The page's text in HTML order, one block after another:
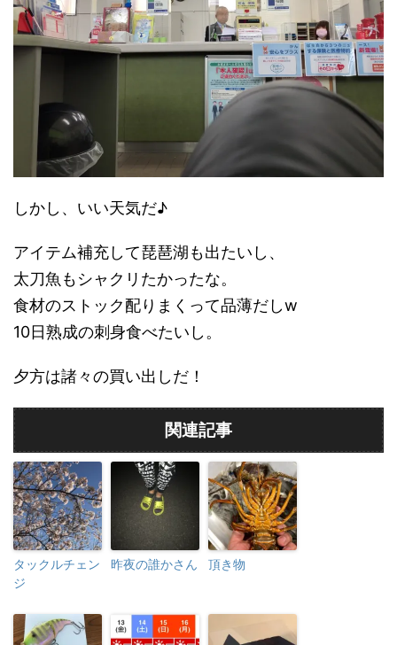
しかし、いい天気だ♪
アイテム補充して琵琶湖も出たいし、
太刀魚もシャクリたかったな。
食材のストック配りまくって品薄だしw
10日熟成の刺身食べたいし。
夕方は諸々の買い出しだ！
関連記事
タックルチェン
ジ
昨夜の誰かさん 頂き物